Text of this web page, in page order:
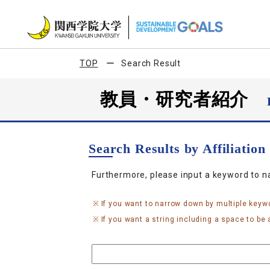
TOP Search Result
教員・研究者紹介
Search Results by Affiliation
Furthermore, please input a keyword to
If you want to narrow down by multiple
If you want a string including a space to